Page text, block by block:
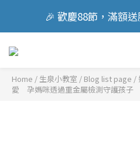
🎉 歡慶88節，滿額
🎉 歡慶88節，滿額
立即加入會員享
🎉 歡慶88節，滿額
Home / Blog list page /
愛 孕媽咪透過重金屬檢測守護孩子